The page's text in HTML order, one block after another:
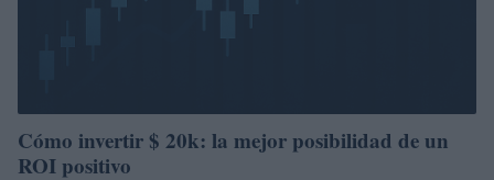
Cómo invertir $ 20k: la mejor posibilidad de un
ROI positivo